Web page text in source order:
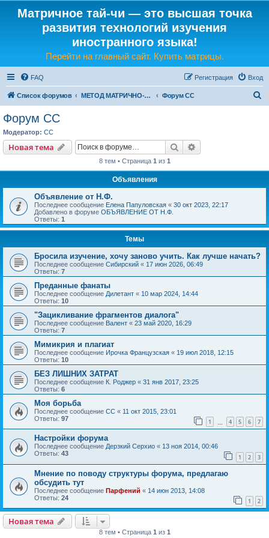
Матричное тай-чи — это высшая точка
развития технологий изучения
иностранного языка!
Перейти на главный сайт. Купить матрицы.
FAQ Вход
Регистрация
Список форумов МЕТОД МАТРИЧНО-ЯЗЫКОВОГО ТАЙ-ЧИ Форум СС
Форум СС
Модератор: CC
Новая тема Поиск
8 тем • Страница 1 из 1
Объявления
Объявление от Н.Ф.
Последнее сообщение Елена Папуловская « 30 окт 2023, 22:17
Добавлено в форуме ОБЪЯВЛЕНИЕ ОТ Н.Ф.
Ответы: 1
Темы
Бросила изучение, хочу заново учить. Как лучше начать?
Последнее сообщение Сибирский « 17 июн 2026, 06:49
Ответы: 7
Преданные фанаты
Последнее сообщение Дилетант « 10 мар 2024, 14:44
Ответы: 10
"Зацикливание фрагментов диалога"
Последнее сообщение Валент « 23 май 2020, 16:29
Ответы: 7
Мимикрия и плагиат
Последнее сообщение Ирочка Французская « 19 июл 2018, 12:15
Ответы: 10
БЕЗ ЛИШНИХ ЗАТРАТ
Последнее сообщение К. Роджер « 31 янв 2017, 23:25
Ответы: 6
Моя борьба
Последнее сообщение CC « 11 окт 2015, 23:01
Ответы: 97 1 4 5 6 7
Настройки форума
Последнее сообщение Дерзкий Серхио « 13 ноя 2014, 00:46
Ответы: 43 1 2 3
Мнение по поводу структуры форума, предлагаю
обсудить тут
Последнее сообщение Парфений « 14 июн 2013, 14:08
Ответы: 24 1 2
Новая тема
8 тем • Страница 1из 1